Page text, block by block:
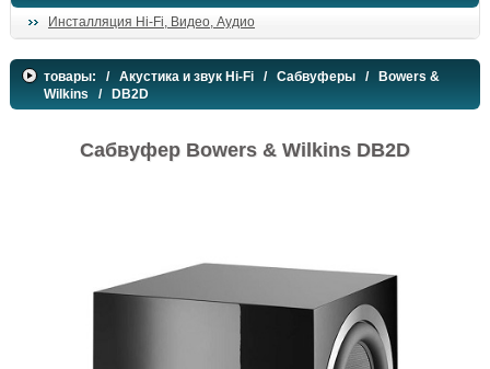
Инсталляция Hi-Fi, Видео, Аудио
товары: / Акустика и звук Hi-Fi / Сабвуферы /
Bowers &
Wilkins / DB2D
Сабвуфер Bowers & Wilkins DB2D